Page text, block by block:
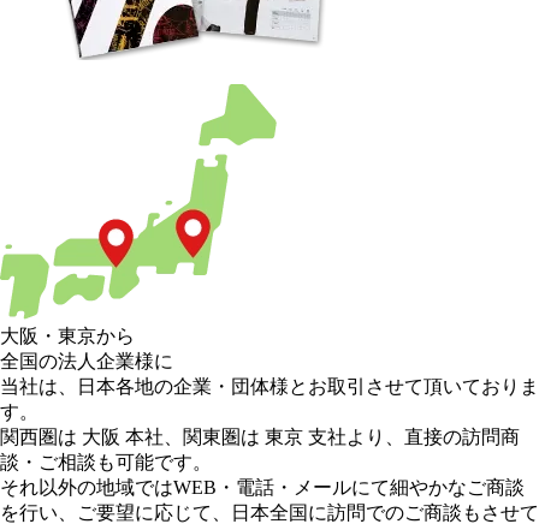
大阪 ・ 東京から
全国の法人企業様に
当社は、日本各地の企業・団体様とお取引させて頂いておりま
す。
関西圏は 大阪 本社
関東圏は 東京 支社より、直接の訪問商
談・ご相談も可能です。
それ以外の地域ではWEB・電話・メールにて細やかなご商談
を行い、
ご要望に応じて、日本全国に訪問でのご商談もさせて